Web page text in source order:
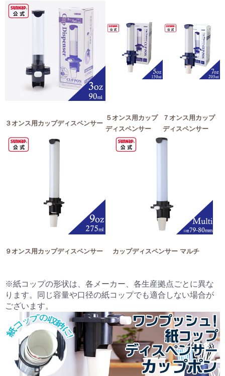
３オンス用カップディスペンサー
５オンス用カップ
ディスペンサー
７オンス用カップ
ディスペンサー
９オンス用カップディスペンサー カップディスペンサー マルチ
※紙コップの形状は、各メーカー、各生産拠点ごとに異な
ります。同じ容量や口径の紙コップでも適合しない場合が
ございます。